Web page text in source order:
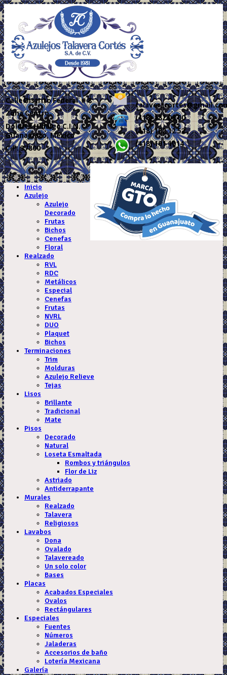
CalleDistrito Federal # 8
Zona Centro
Dolores Hidalgo C.I.N.
Guanajuato, México
C.P. 37800
(418) 182 09 00
(418) 182 12 52
(418) 101 1014
.
Inicio
Azulejo
Azulejo
Decorado
Frutas
Bichos
Cenefas
Floral
Realzado
RVL
RDC
Metálicos
Especial
Cenefas
Frutas
NVRL
DUO
Plaquet
Bichos
Terminaciones
Trim
Molduras
Azulejo Relieve
Tejas
Lisos
Brillante
Tradicional
Mate
Pisos
Decorado
Natural
Loseta Esmaltada
Rombos y triángulos
Flor de Liz
Astriado
Antiderrapante
Murales
Realzado
Talavera
Religiosos
Lavabos
Dona
Ovalado
Talavereado
Un solo color
Bases
Placas
Acabados Especiales
Ovalos
Rectángulares
Especiales
Fuentes
Números
Jaladeras
Accesorios de baño
Lotería Mexicana
Galería